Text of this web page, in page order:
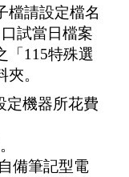
檔請設定檔名
試當日檔案
「115特殊選
。
定機器所花費
備筆記型電